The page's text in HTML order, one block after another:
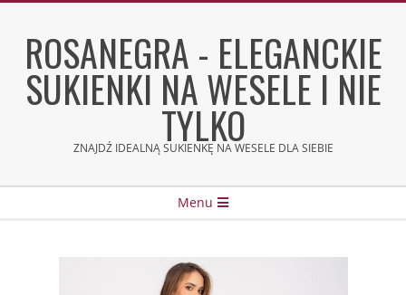
contentROSANEGRA - ELEGANCKIE
SUKIENKI NA WESELE I NIE
TYLKO
ZNAJDŹ IDEALNĄ SUKIENKĘ NA WESELE DLA SIEBIE
Menu